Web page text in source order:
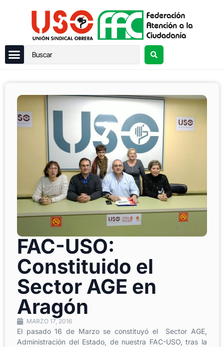
FAC-USO:
Constituido el
Sector AGE en
Aragón
MARZO 17, 2016
El pasado 16 de Marzo se constituyó el Sector AGE,
Administración del Estado, de nuestra FAC-USO, tras la